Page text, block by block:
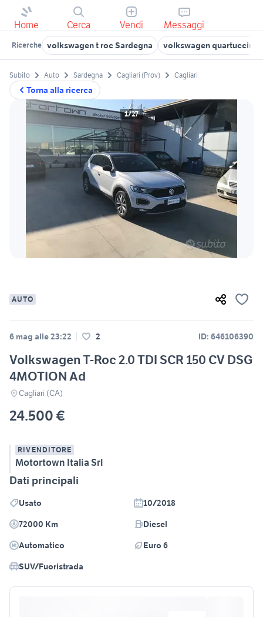
Home Cerca Vendi Messaggi
Ricerche volkswagen t roc Sardegna volkswagen quartucciu
Torna alla ricerca
Subito Auto Sardegna Cagliari (Prov) Cagliari
1/27
AUTO
6 mag alle 23:22 2 ID: 646106390
Volkswagen T-Roc 2.0 TDI SCR 150 CV DSG
4MOTION Ad
Cagliari (CA)
24.500 €
RIVENDITORE
Motortown Italia Srl
Dati principali
Usato
10/2018
72000 Km
Diesel
Automatico
Euro 6
SUV/Fuoristrada